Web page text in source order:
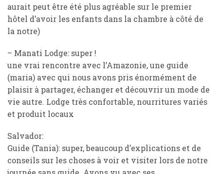
aurait peut être été plus agréable sur le premier
hôtel d’avoir les enfants dans la chambre à côté de
la notre)
– Manati Lodge: super !
une vrai rencontre avec l’Amazonie, une guide
(maria) avec qui nous avons pris énormément de
plaisir à partager, échanger et découvrir un mode de
vie autre. Lodge très confortable, nourritures variés
et produit locaux
Salvador:
Guide (Tania): super, beaucoup d’explications et de
conseils sur les choses à voir et visiter lors de notre